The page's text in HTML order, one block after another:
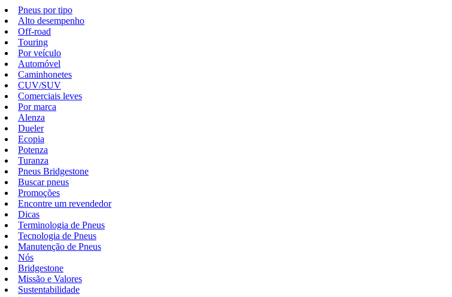
Pneus por tipo
Alto desempenho
Off-road
Touring
Por veículo
Automóvel
Caminhonetes
CUV/SUV
Comerciais leves
Por marca
Alenza
Dueler
Ecopia
Potenza
Turanza
Pneus Bridgestone
Buscar pneus
Promoções
Encontre um revendedor
Dicas
Terminologia de Pneus
Tecnologia de Pneus
Manutenção de Pneus
Nós
Bridgestone
Missão e Valores
Sustentabilidade